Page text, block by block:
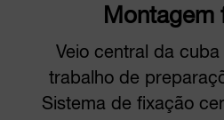
Montagem
Veio central da
trabalho de
Sistema de fixação